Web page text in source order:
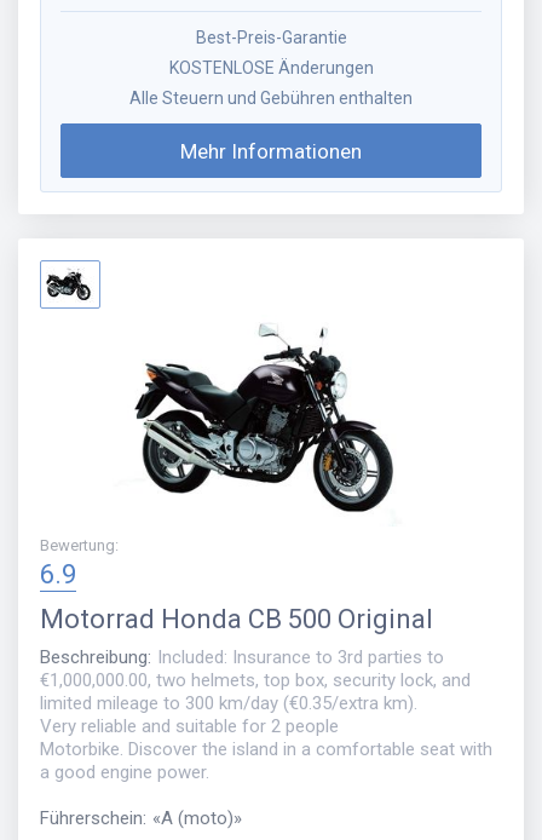
Best-Preis-Garantie
KOSTENLOSE Änderungen
Alle Steuern und Gebühren enthalten
Mehr Informationen
Bewertung:
6.9
Motorrad Honda CB 500 Original
Beschreibung: Included: Insurance to 3rd parties to
€1,000,000.00, two helmets, top box, security lock, and
limited mileage to 300 km/day (€0.35/extra km).
Very reliable and suitable for 2 people
Motorbike. Discover the island in a comfortable seat with
a good engine power.
Führerschein: «A (moto)»